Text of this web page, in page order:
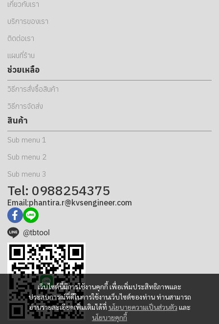
เว็บไซต์นี้มีการใช้งานคุกกี้ เพื่อเพิ่มประสิทธิภาพและ
ประสบการณ์ที่ดีในการใช้งานเว็บไซต์ของท่าน ท่านสามารถ
อ่านรายละเอียดเพิ่มเติมได้ที่ นโยบายความเป็นส่วนตัว และ
นโยบายคุกกี้
เกี่ยวกับเรา
บริการของเรา
ติดต่อเรา
แผนที่ร้าน
ช่วยเหลือ
วิธีการสั่งซื้อสินค้า
วิธีการจัดส่ง
สินค้า
Sub menu 1
Sub menu 2
Sub menu 3
Tel: 0988254375
Email:phantira.r@kvsengineer.com
@tbtool